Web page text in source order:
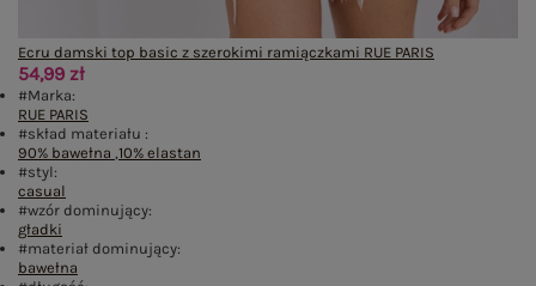
Ecru damski top basic z szerokimi ramiączkami RUE PARIS
54,99 zł
#Marka:
RUE PARIS
#skład materiału :
90% bawełna ,10% elastan
#styl:
casual
#wzór dominujący:
gładki
#materiał dominujący:
bawełna